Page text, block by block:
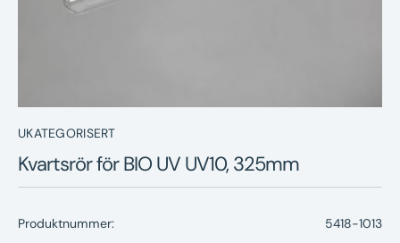
UKATEGORISERT
Kvartsrör för BIO UV UV10, 325mm
Produktnummer: 5418-1013